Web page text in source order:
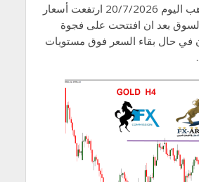
التحليل الفني الذهب اليوم 20/7/2026 ارتفعت أسعار
بعد ان افتتحت على فجوة
في حال بقاء السعر فوق مستويات